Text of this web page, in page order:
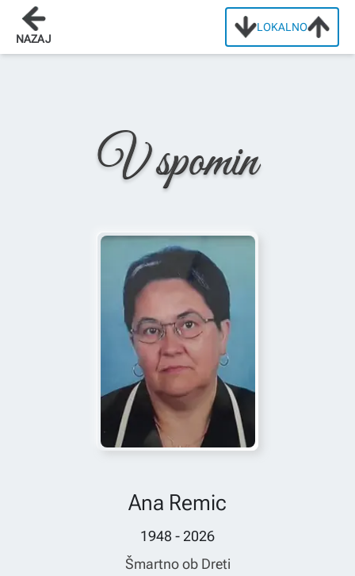
LOKALNO
NAZAJ
Domov
V spomin
Ana Remic
1948 - 2026
Šmartno ob Dreti